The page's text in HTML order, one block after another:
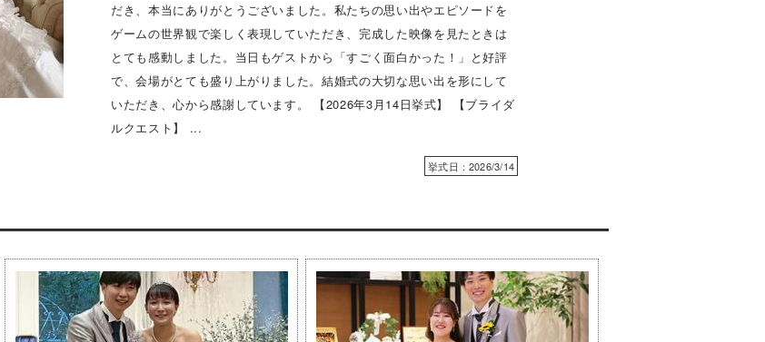
だき、本当にありがとうございました。私たちの思い出やエピソードを
ゲームの世界観で楽しく表現していただき、完成した映像を見たときは
とても感動しました。当日もゲストから「すごく面白かった！」と好評
で、会場がとても盛り上がりました。結婚式の大切な思い出を形にして
いただき、心から感謝しています。 【2026年3月14日挙式】 【ブライダ
ルクエスト】 ...
挙式日：2026/3/14